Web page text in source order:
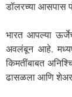
डॉलरच्या आसपास
भारत आपल्या
अवलंबून आहे.
किमतींबाबत
ढासळला आणि